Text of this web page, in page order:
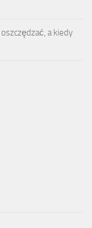
a kiedy